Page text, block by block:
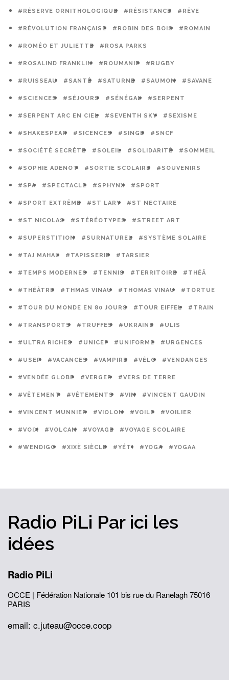
#RÉSERVE ORNITHOLOGIQUE #RÉSISTANCE #RÊVE
#RÉVOLUTION FRANÇAISE #ROBIN DES BOIS #ROMAIN
#ROMÉO ET JULIETTE #ROSA PARKS
#ROSALIND FRANKLIN #ROUMANIE #RUGBY
#RUISSEAU #SANTÉ #SATURNE #SAUMON #SAVANE
#SCIENCES #SÉJOURS #SÉNÉGAL #SERPENT
#SERPENT ARC EN CIEL #SEVENTH SKY #SEXISME
#SHAKESPEAR #SICENCES #SINGE #SNCF
#SOCIÉTÉ SECRÈTE #SOLEIL #SOLIDARITÉ #SOMMEIL
#SOPHIE ADENOT #SORTIE SCOLAIRE #SOUVENIRS
#SPA #SPECTACLE #SPHYNX #SPORT
#SPORT EXTRÊME #ST LARY #ST NECTAIRE
#ST NICOLAS #STÉRÉOTYPES #STREET ART
#SUPERSTITION #SURNATUREL #SYSTÈME SOLAIRE
#TAJ MAHAL #TAPISSERIE #TARSIER
#TEMPS MODERNES #TENNIS #TERRITOIRE #THÉÂ
#THÉÂTRE #THMAS VINAU #THOMAS VINAU #TORTUE
#TOUR DU MONDE EN 80 JOURS #TOUR EIFFEL #TRAIN
#TRANSPORTS #TRUFFES #UKRAINE #ULIS
#ULTRA RICHES #UNICEF #UNIFORME #URGENCES
#USEP #VACANCES #VAMPIRE #VÉLO #VENDANGES
#VENDÉE GLOBE #VERGER #VERS DE TERRE
#VÊTEMENT #VÊTEMENTS #VIN #VINCENT GAUDIN
#VINCENT MUNNIER #VIOLON #VOILE #VOILIER
#VOIX #VOLCAN #VOYAGE #VOYAGE SCOLAIRE
#WENDIGO #XIXÈ SIÈCLE #YÉTI #YOGA #YOGAA
Radio PiLi Par ici les
idées
Radio PiLi
OCCE | Fédération Nationale 101 bis rue du Ranelagh75016
PARIS
email: c.juteau@occe.coop